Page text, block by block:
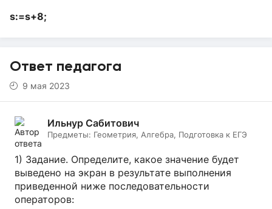
s:=s+8;
Ответ педагога
9 мая 2023
Ильнур Сабитович
Предметы: Геометрия, Алгебра, Подготовка к ЕГЭ
1) Задание. Определите, какое значение будет
выведено на экран в результате выполнения
приведенной ниже последовательности
операторов: